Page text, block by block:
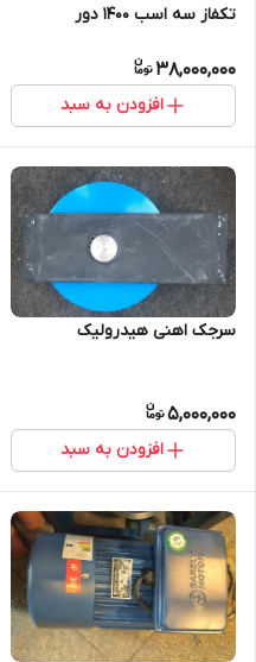
تکفاز سه اسب 1400 دور
38,000,000
افزودن به سبد
سرجک اهنی هیدرولیک
5,000,000
افزودن به سبد